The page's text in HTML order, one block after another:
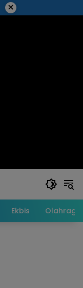
×
Ekbis Olahraga